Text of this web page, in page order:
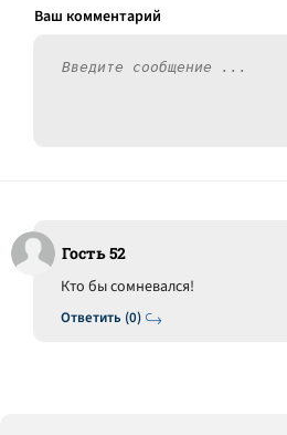
Гость 52
Ответить (0)
Кто бы сомневался!